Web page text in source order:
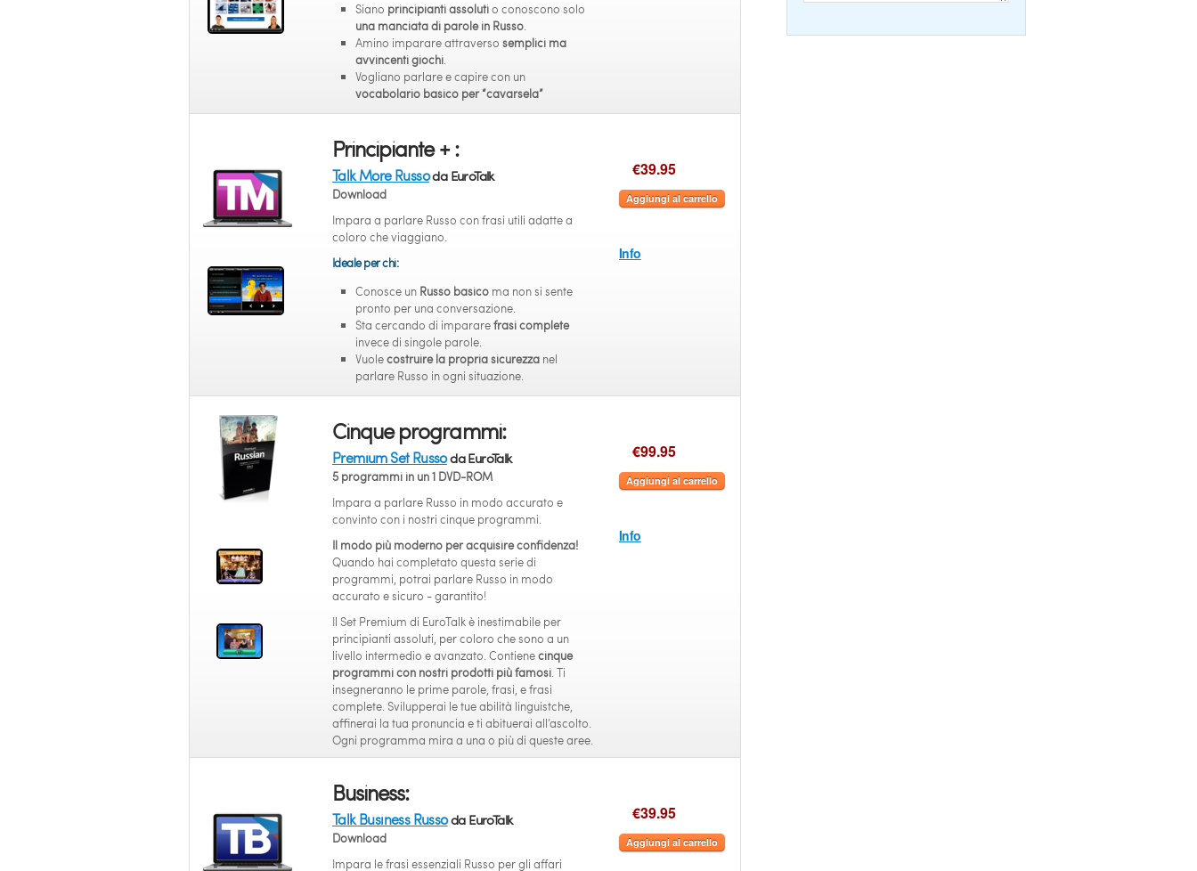
Siano principianti assolutio conoscono solo
una manciata di parole in Russo.
Amino imparare attraverso semplici ma
avvincenti giochi.
Vogliano parlare e capire con un
vocabolario basico per “cavarsela”
Principiante + :
Talk More Russoda EuroTalk
Download
Impara a parlare Russo con frasi utili adatte a
coloro che viaggiano.
Ideale per chi:
Conosce un Russo basico ma non si sente
pronto per una conversazione.
Sta cercando di impararefrasi complete
invece di singole parole.
Vuolecostruire la propria sicurezza nel
parlare Russo in ogni situazione.
€39.95
Aggiungi al carrello
Info
Cinque programmi:
Premium Set Russoda EuroTalk
5 programmi in un 1 DVD-ROM
Impara a parlare Russo in modo accurato e
convinto con i nostri cinque programmi.
Il modo più moderno per acquisire confidenza!
Quando hai completato questa serie di
programmi, potrai parlare Russo in modo
accurato e sicuro - garantito!
Il Set Premium di EuroTalk è inestimabile per
principianti assoluti, per coloro che sono a un
livello intermedio e avanzato. Contienecinque
programmi con nostri prodotti più famosi. Ti
insegneranno le prime parole, frasi, e frasi
complete. Svilupperai le tue abilità linguistche,
affinerai la tua pronuncia e ti abituerai all’ascolto.
Ogni programma mira a una o più di queste aree.
€99.95
Aggiungi al carrello
Info
Business:
Talk Business Russoda EuroTalk
Download
Impara le frasi essenziali Russo per gli affari
€39.95
Aggiungi al carrello